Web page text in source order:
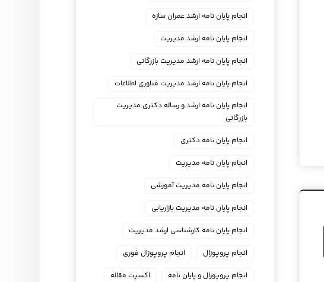
انجام پایان نامه ارشد عمران سازه
انجام پایان نامه ارشد مدیریت
انجام پایان نامه ارشد مدیریت بازرگانی
انجام پایان نامه ارشد مدیریت فناوری اطلاعات
انجام پایان نامه ارشد و رساله دکتری مدیریت
بازرگانی
انجام پایان نامه دکتری
انجام پایان نامه مدیریت
انجام پایان نامه مدیریت آموزشی
انجام پایان نامه مدیریت بازاریابی
انجام پایان نامه کارشناسی ارشد مدیریت
انجام پروپوزال
انجام پروپوزال فوری
انجام پروپوزال و پایان نامه
اکسپت مقاله